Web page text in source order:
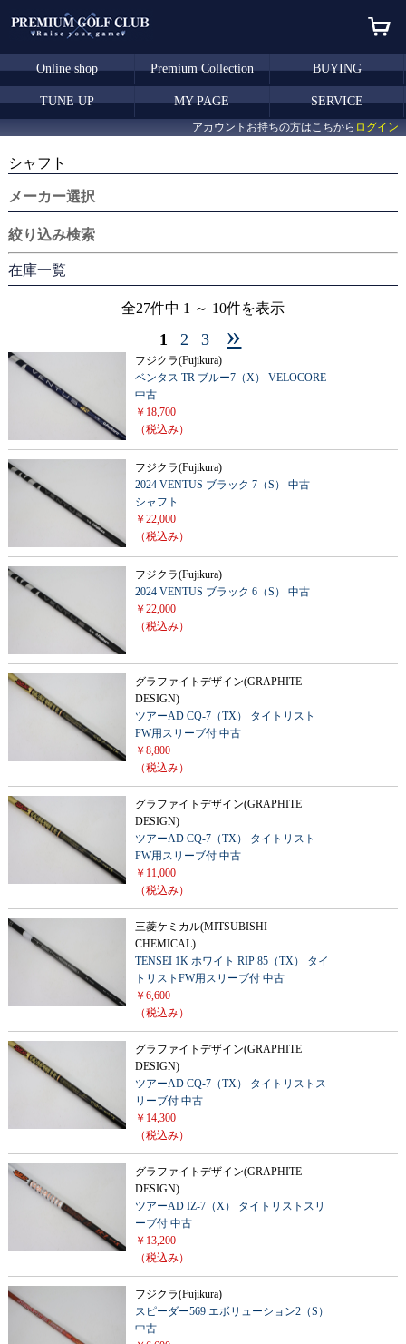
Online shop Premium Collection BUYING
TUNE UP MY PAGE SERVICE
アカウントお持ちの方はこちから ログイン
シャフト
メーカー選択
絞り込み検索
在庫一覧
全27件中 1 ～ 10件を表示
1 2 3 »
フジクラ(Fujikura)
ベンタス TR ブルー7（X） VELOCORE
中古
￥18,700
（税込み）
フジクラ(Fujikura)
2024 VENTUS ブラック 7（S） 中古
シャフト
￥22,000
（税込み）
フジクラ(Fujikura)
2024 VENTUS ブラック 6（S） 中古
￥22,000
（税込み）
グラファイトデザイン(GRAPHITE
DESIGN)
ツアーAD CQ-7（TX） タイトリスト
FW用スリーブ付 中古
￥8,800
（税込み）
グラファイトデザイン(GRAPHITE
DESIGN)
ツアーAD CQ-7（TX） タイトリスト
FW用スリーブ付 中古
￥11,000
（税込み）
三菱ケミカル(MITSUBISHI
CHEMICAL)
TENSEI 1K ホワイト RIP 85（TX） タイ
トリストFW用スリーブ付 中古
￥6,600
（税込み）
グラファイトデザイン(GRAPHITE
DESIGN)
ツアーAD CQ-7（TX） タイトリストス
リーブ付 中古
￥14,300
（税込み）
グラファイトデザイン(GRAPHITE
DESIGN)
ツアーAD IZ-7（X） タイトリストスリ
ーブ付 中古
￥13,200
（税込み）
フジクラ(Fujikura)
スピーダー569 エボリューション2（S）
中古